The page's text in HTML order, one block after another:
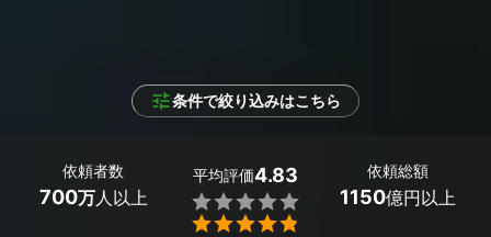
条件で絞り込みはこちら
依頼者数
700万人以上
平均評価4.83


依頼総額
1150億円以上